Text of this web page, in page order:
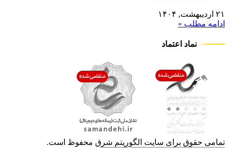
۲۱ اردیبهشت, ۱۴۰۴
ادامه مطلب »
نماد اعتماد
تمامی حقوق برای سایت الگوریتم شرق محفوظ است.